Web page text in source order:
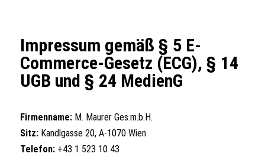
Impressum gemäß § 5 E-
Commerce-Gesetz (ECG), § 14
UGB und § 24 MedienG
Firmenname: M. Maurer Ges.m.b.H.
Sitz: Kandlgasse 20, A-1070 Wien
Telefon: +43 1 523 10 43